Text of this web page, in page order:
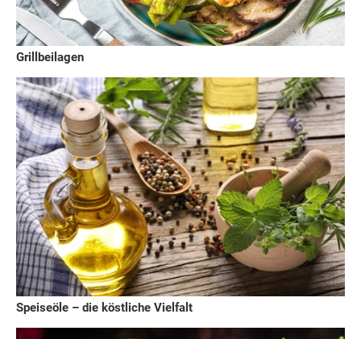
Grillbeilagen
Speiseöle – die köstliche Vielfalt